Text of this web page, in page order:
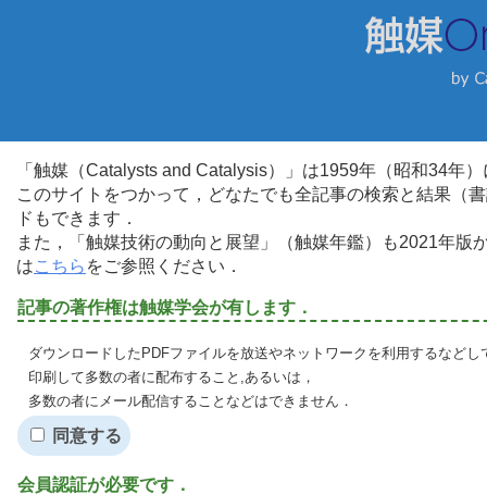
「触媒（Catalysts and Catalysis）」は1959年（昭和34年
このサイトをつかって，どなたでも全記事の検索と結果（
ドもできます．
また，「触媒技術の動向と展望」（触媒年鑑）も2021年
はこちら をご参照ください．
記事の著作権は触媒学会が有します．
ダウンロードしたPDFファイルを放送やネットワークを利用するなど
印刷して多数の者に配布すること,あるいは，
多数の者にメール配信することなどはできません．
同意する
会員認証が必要です．